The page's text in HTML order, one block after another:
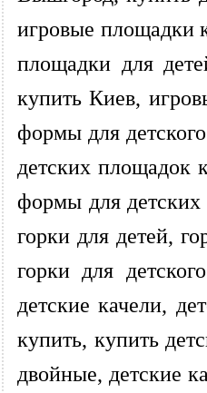
игровые площадки
площадки для
купить Киев,
формы для
детских площадок
формы для детских
горки для детей,
горки для
детские качели,
купить, купить
двойные, детские